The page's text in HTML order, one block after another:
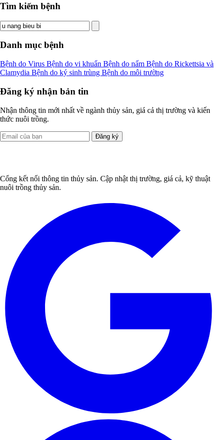
Tìm kiếm bệnh
Danh mục bệnh
Bệnh do Virus Bệnh do vi khuẩn Bệnh do nấm Bệnh do Rickettsia và
Clamydia Bệnh do ký sinh trùng Bệnh do môi trường
Đăng ký nhận bản tin
Nhận thông tin mới nhất về ngành thủy sản, giá cả thị trường và kiến
thức nuôi trồng.
Đăng ký
Cổng kết nối thông tin thủy sản. Cập nhật thị trường, giá cả, kỹ thuật
nuôi trồng thủy sản.